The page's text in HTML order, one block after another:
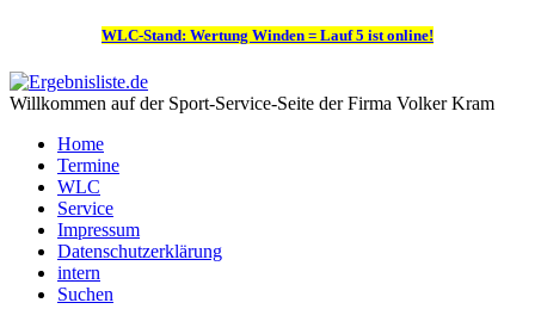
WLC-Stand: Wertung Winden = Lauf 5 ist online!
Willkommen auf der Sport-Service-Seite der Firma Volker Kram
Home
Termine
WLC
Service
Impressum
Datenschutzerklärung
intern
Suchen